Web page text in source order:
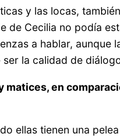
y las locas,
de Cecilia no podía
a hablar, aunque
la calidad de
matices, en
ellas tienen una